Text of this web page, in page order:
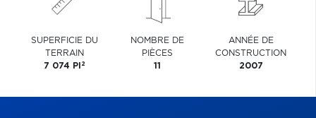
SUPERFICIE DU
TERRAIN
7 074 PI 2
NOMBRE DE
PIÈCES
11
ANNÉE DE
CONSTRUCTION
2007